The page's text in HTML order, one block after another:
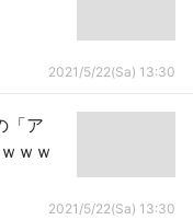
2021/5/22(Sa) 13:30
「ア
ｗｗ
2021/5/22(Sa) 13:30